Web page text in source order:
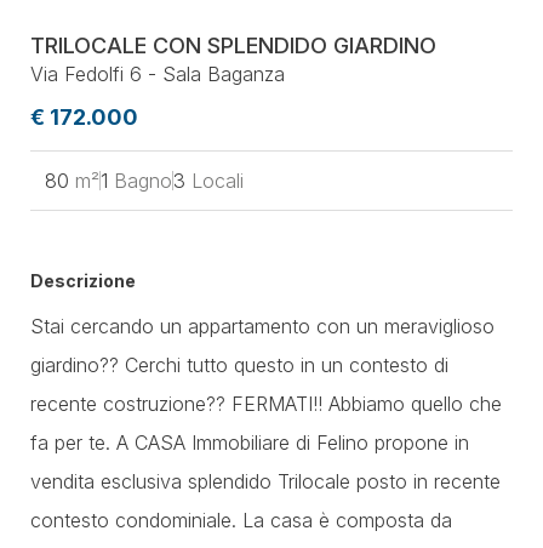
TRILOCALE CON SPLENDIDO GIARDINO
Via Fedolfi 6 - Sala Baganza
€ 172.000
80 m²1 Bagno3 Locali
Descrizione
Stai cercando un appartamento con un meraviglioso
giardino?? Cerchi tutto questo in un contesto di
recente costruzione?? FERMATI!! Abbiamo quello che
fa per te. A CASA Immobiliare di Felino propone in
vendita esclusiva splendido Trilocale posto in recente
contesto condominiale. La casa è composta da